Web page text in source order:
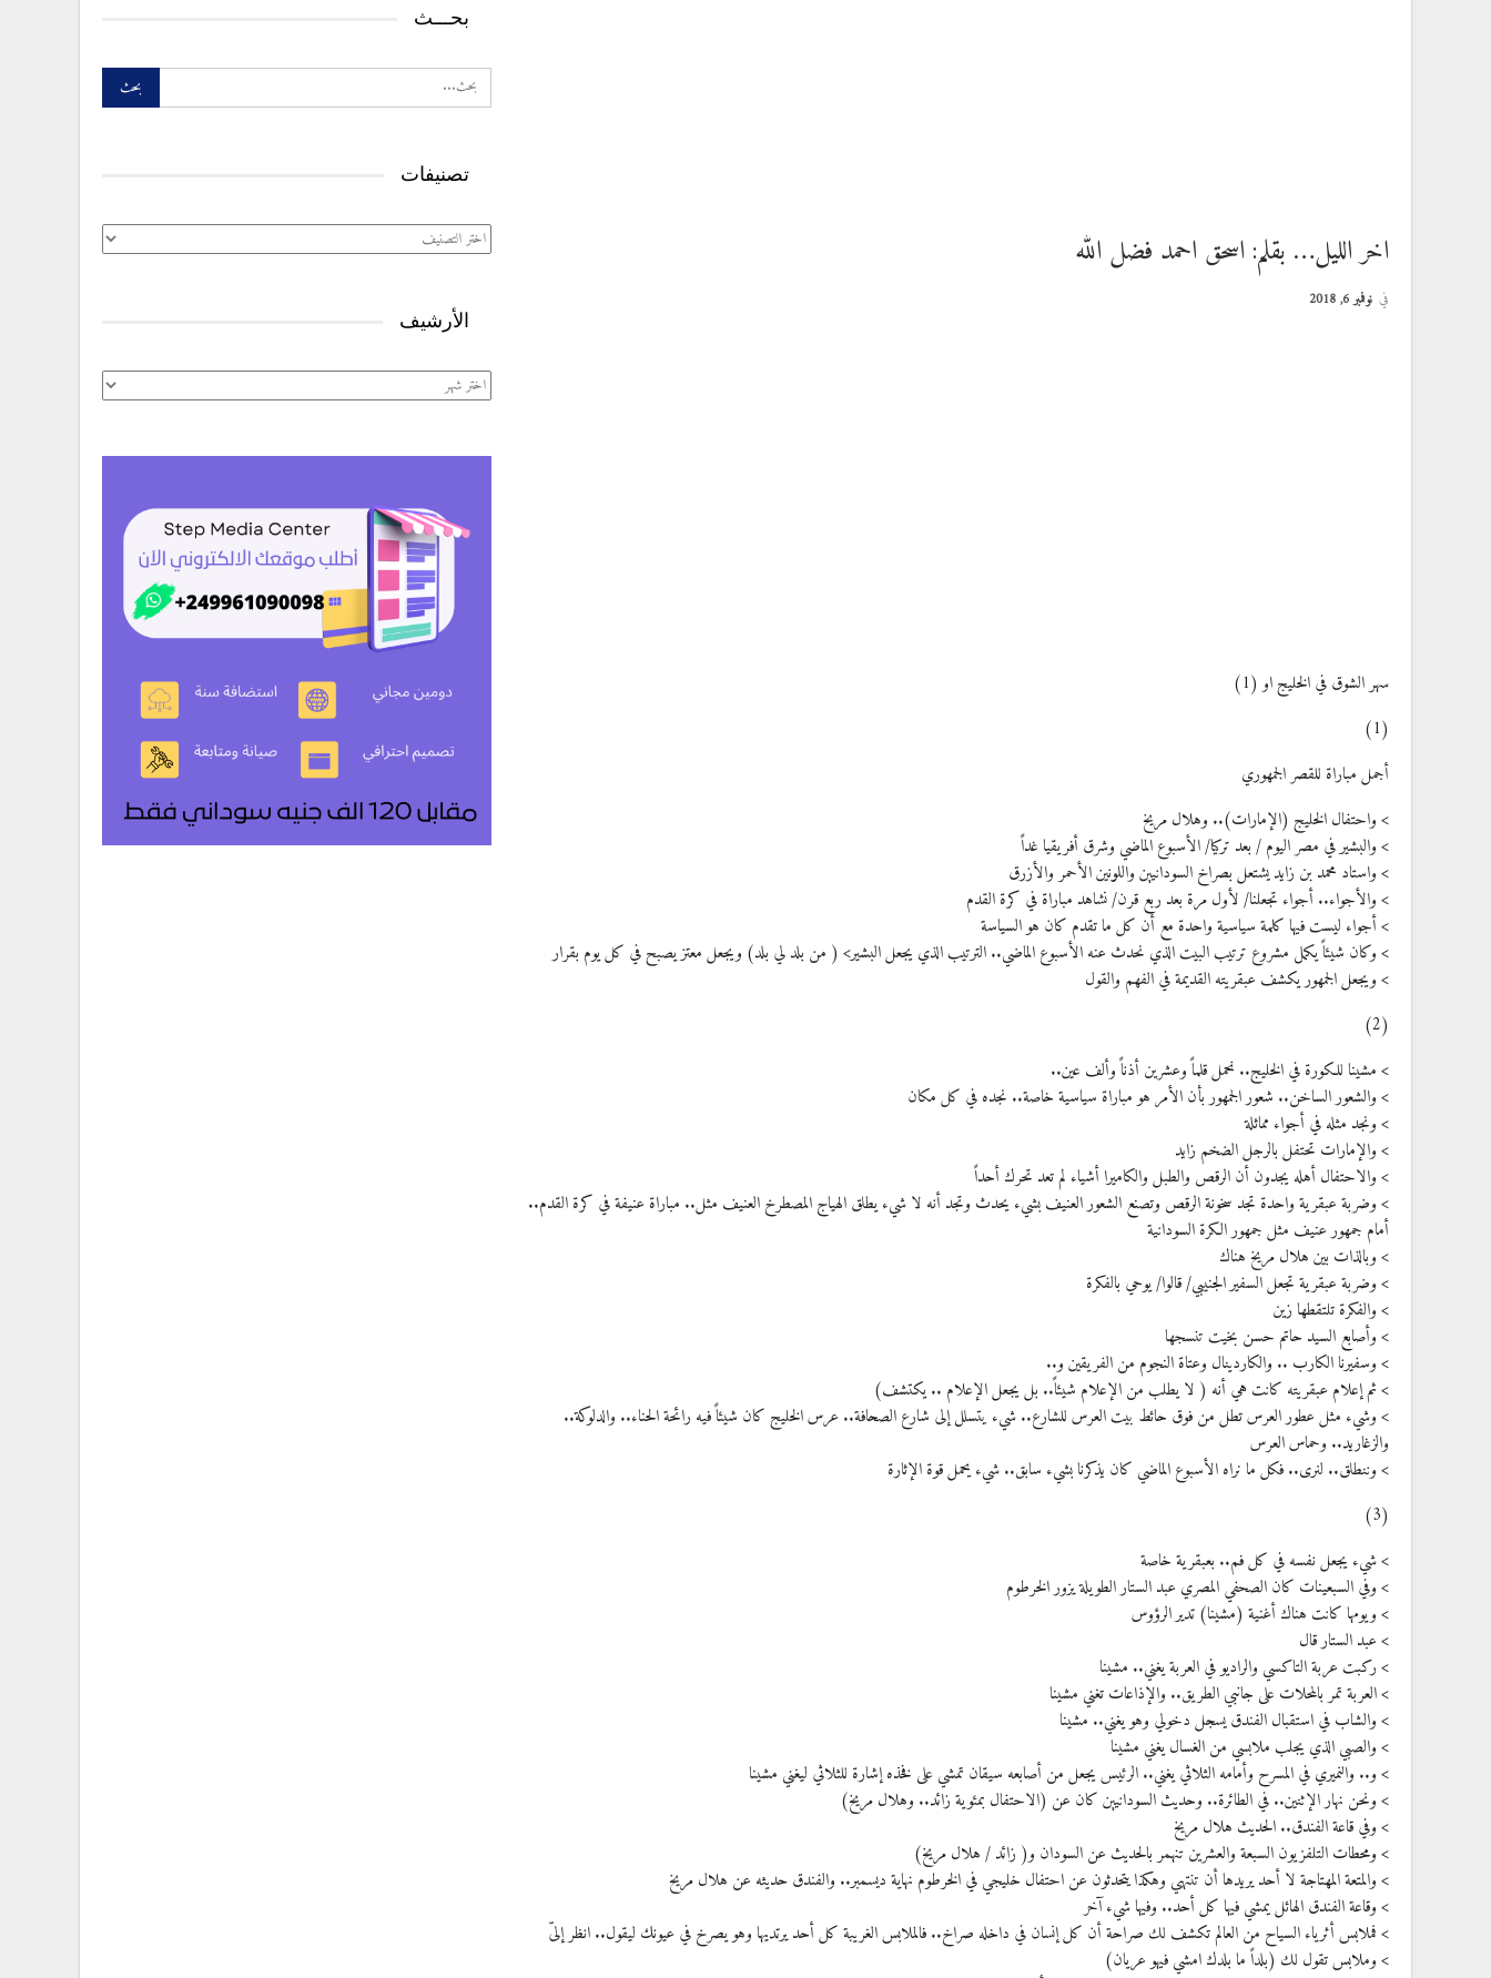
اخر الليل… بقلم: اسحق احمد فضل الله
في نوفمبر 6, 2018
سهر الشوق في الخليج او (1)
(1)
أجمل مباراة للقصر الجمهوري
> واحتفال الخليج (الإمارات).. وهلال مريخ
> والبشير في مصر اليوم / بعد تركيا/ الأسبوع الماضي وشرق أفريقيا غداً
> واستاد محمد بن زايد يشتعل بصراخ السودانيين واللونين الأحمر والأزرق
> والأجواء.. أجواء تجعلنا/ لأول مرة بعد ربع قرن/ نشاهد مباراة في كرة القدم
> أجواء ليست فيها كلمة سياسية واحدة مع أن كل ما تقدم كان هو السياسة
> وكان شيئاً يكمل مشروع ترتيب البيت الذي نحدث عنه الأسبوع الماضي.. الترتيب الذي يجعل البشير> ( من بلد لي بلد) ويجعل معتز يصبح في كل يوم بقرار
> ويجعل الجمهور يكشف عبقريته القديمة في الفهم والقول
(2)
> مشينا للكورة في الخليج.. نحمل قلماً وعشرين أذناً وألف عين..
> والشعور الساخن.. شعور الجمهور بأن الأمر هو مباراة سياسية خاصة.. نجده في كل مكان
> ونجد مثله في أجواء مماثلة
> والإمارات تحتفل بالرجل الضخم زايد
> والاحتفال أهله يجدون أن الرقص والطبل والكاميرا أشياء لم تعد تحرك أحداً
> وضربة عبقرية واحدة تجد سخونة الرقص وتصنع الشعور العنيف بشيء يحدث وتجد أنه لا شيء يطلق الهياج المصطرخ العنيف مثل.. مباراة عنيفة في كرة القدم..
أمام جمهور عنيف مثل جمهور الكرة السودانية
> وبالذات بين هلال مريخ هناك
> وضربة عبقرية تجعل السفير الجنيبي/ قالوا/ يوحي بالفكرة
> والفكرة تلتقطها زين
> وأصابع السيد حاتم حسن بخيت تنسجها
> وسفيرنا الكارب .. والكاردينال وعتاة النجوم من الفريقين و..
> ثم إعلام عبقريته كانت هي أنه ( لا يطلب من الإعلام شيئاً.. بل يجعل الإعلام .. يكتشف)
> وشيء مثل عطور العرس تطل من فوق حائط بيت العرس للشارع.. شيء يتسلل إلى شارع الصحافة.. عرس الخليج كان شيئاً فيه رائحة الحناء.. والدلوكة..
والزغاريد.. وحماس العرس
> وننطلق.. لنرى.. فكل ما نراه الأسبوع الماضي كان يذكرنا بشيء سابق.. شيء يحمل قوة الإثارة
(3)
> شيء يجعل نفسه في كل فم.. بعبقرية خاصة
> وفي السبعينات كان الصحفي المصري عبد الستار الطويلة يزور الخرطوم
> ويومها كانت هناك أغنية (مشينا) تدير الرؤوس
> عبد الستار قال
> ركبت عربة التاكسي والراديو في العربة يغني.. مشينا
> العربة تمر بالمحلات على جانبي الطريق.. والإذاعات تغني مشينا
> والشاب في استقبال الفندق يسجل دخولي وهو يغني.. مشينا
> والصبي الذي يجلب ملابسي من الغسال يغني مشينا
> و.. والنميري في المسرح وأمامه الثلاثي يغني.. الرئيس يجعل من أصابعه سيقان تمشي على فخذه إشارة للثلاثي ليغني مشينا
> ونحن نهار الإثنين.. في الطائرة.. وحديث السودانيين كان عن (الاحتفال بمئوية زائد.. وهلال مريخ)
> وفي قاعة الفندق.. الحديث هلال مريخ
> ومحطات التلفزيون السبعة والعشرين تنهمر بالحديث عن السودان و( زائد / هلال مريخ)
> والمتعة المهتاجة لا أحد يريدها أن تنتهي وهكذا يتحدثون عن احتفال خليجي في الخرطوم نهاية ديسمبر.. والفندق حديثه عن هلال مريخ
> وقاعة الفندق الهائل يمشي فيها كل أحد.. وفيها شيء آخر
> فملابس أثرياء السياح من العالم تكشف لك صراحة أن كل إنسان في داخله صراخ.. فالملابس الغريبة كل أحد يرتديها وهو يصرخ في عيونك ليقول.. انظر إلىّ
> وملابس تقول لك (بلداً ما بلدك امشي فيهو عريان)
بحـــث
تصنيفات
تصنيفات
الأرشيف
الأرشيف